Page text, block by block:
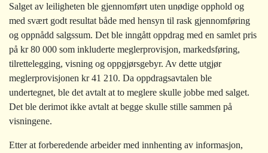
Salget av leiligheten ble gjennomført uten unødige opphold og
med svært godt resultat både med hensyn til rask gjennomføring
og oppnådd salgssum. Det ble inngått oppdrag med en samlet pris
på kr 80 000 som inkluderte meglerprovisjon, markedsføring,
tilrettelegging, visning og oppgjørsgebyr. Av dette utgjør
meglerprovisjonen kr 41 210. Da oppdragsavtalen ble
undertegnet, ble det avtalt at to meglere skulle jobbe med salget.
Det ble derimot ikke avtalt at begge skulle stille sammen på
visningene.
Etter at forberedende arbeider med innhenting av informasjon,